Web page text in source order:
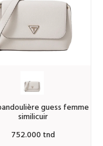
similicuir
752.000 tnd